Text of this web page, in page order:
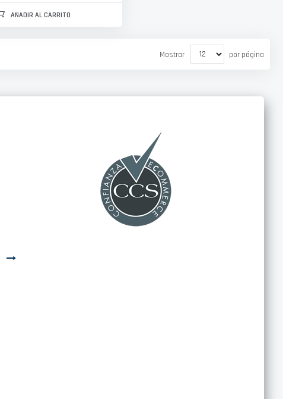
AÑADIR AL CARRITO
Mostrar por página